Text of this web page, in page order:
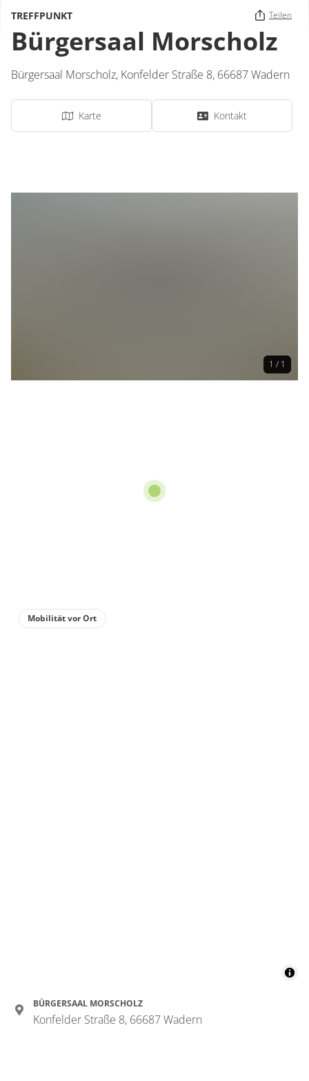
TREFFPUNKT Teilen
Bürgersaal Morscholz
Bürgersaal Morscholz, Konfelder Straße 8, 66687Wadern
Karte Kontakt
1 / 1
Mobilität vor Ort
BÜRGERSAAL MORSCHOLZ
Konfelder Straße 8, 66687 Wadern